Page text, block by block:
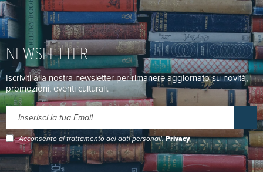
NEWSLETTER
Iscriviti alla nostra newsletter per rimanere aggiornato su novità,
promozioni, eventi culturali.
Acconsento al trattamento dei dati personali.Privacy